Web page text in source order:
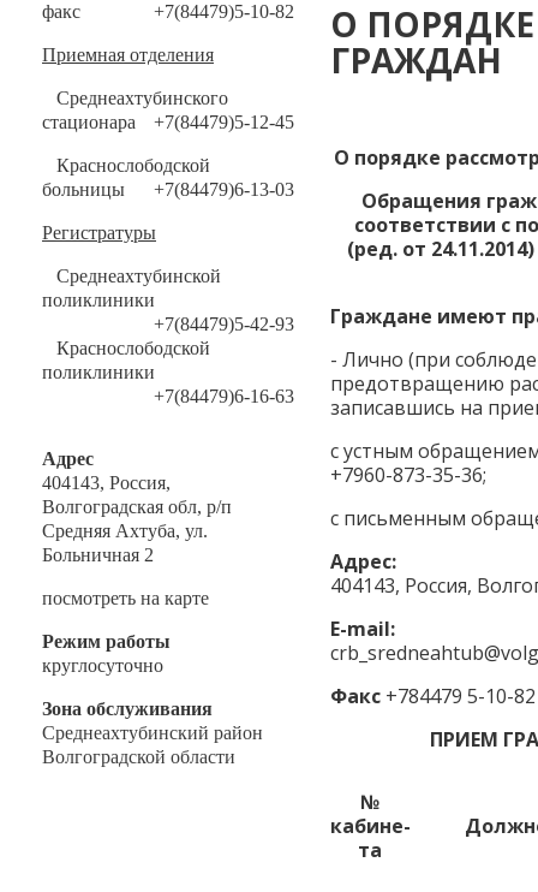
факс
+7(84479)5-10-82
Приемная отделения
Среднеахтубинского
стационара
+7(84479)5-12-45
Краснослободской
больницы
+7(84479)6-13-03
Регистратуры
Среднеахтубинской
поликлиники
+7(84479)5-42-93
Краснослободской
поликлиники
+7(84479)6-16-63
Адрес
404143, Россия,
Волгоградская обл, р/п
Средняя Ахтуба, ул.
Больничная 2
посмотреть на карте
Режим работы
круглосуточно
Зона обслуживания
Среднеахтубинский район
Волгоградской области
О
ГРАЖДАН
О порядке
Обращения
соответствии с
(ред. от
Граждане имеют
- Лично (при
предотвращению
записавшись на
с устным
+7960-873-35-36;
с письменным
Адрес:
404143, Россия,
E-mail:
Факс +784479 5-10-82
ПРИЕМ
№
кабине-
та